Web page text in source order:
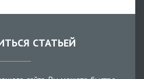
СТАТЬЕЙ